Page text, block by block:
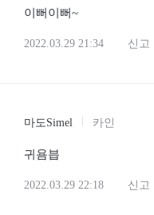
이뻐이뻐~
2022.03.29 21:34 신고
마도Simel 카인
귀욤븝
2022.03.29 22:18 신고